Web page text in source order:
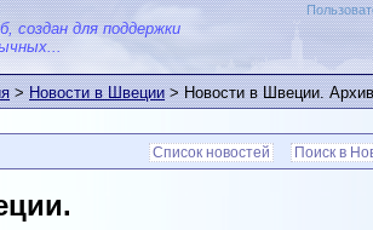
создан для поддержки
>Новости в Швеции> Новости в Швеции.
Список новостей Поиск в